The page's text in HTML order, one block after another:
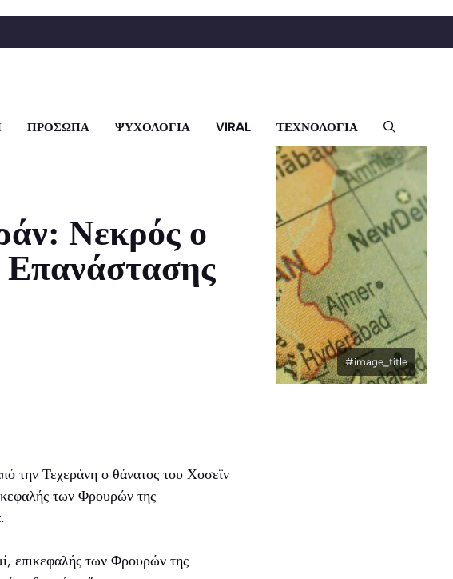
ΠΡΟΣΩΠΑ ΨΥΧΟΛΟΓΙΑ VIRAL ΤΕΧΝΟΛΟΓΙΑ
#image_title
Νεκρός ο
την Τεχεράνη ο θάνατος του Χοσεΐν
των Φρουρών της
επικεφαλής των Φρουρών της